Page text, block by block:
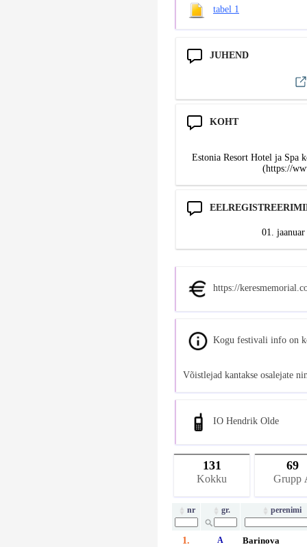
tabel 1
JUHEND
KOHT
Estonia Resort Hotel ja Spa
(https://
01.
https://
Kogu festivali info on
Võistlejad kantakse osalejate
IO Hendrik Olde
131
Kokku
69
Grupp
nr gr. perenimi
1. A Barinova